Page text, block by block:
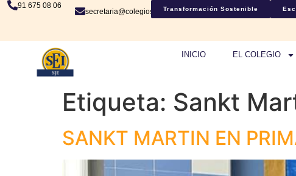
91 675 08 06
secretaria@colegiosje.esTransformación Sostenible
INICIO EL COLEGIO
Etiqueta: Sankt
SANKT MARTIN EN